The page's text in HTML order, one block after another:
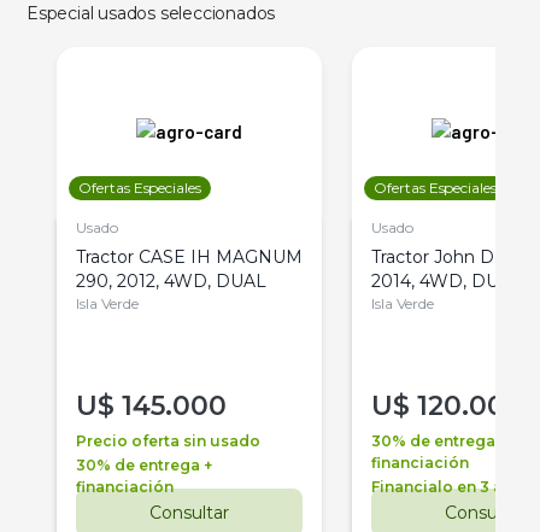
Especial usados seleccionados
Ofertas Especiales
Usado
Tractor CASE IH MAGNUM
290, 2012, 4WD, DUAL
Isla Verde
U$ 145.000
Precio oferta sin usado
30% de entrega +
financiación
Consultar
Ofertas Especiales
Usado
Tractor John Deere
2014, 4WD, DUAL
Isla Verde
U$ 120.000
30% de entrega +
financiación
Financialo en 3 años
Consultar